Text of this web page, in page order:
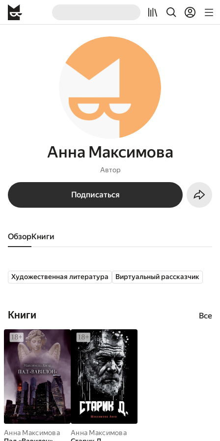
Анна Максимова
Автор
Подписаться
Обзор книги
Художественная литература Виртуальный рассказчик
Книги Все
Анна Максимова
Анна Максимова